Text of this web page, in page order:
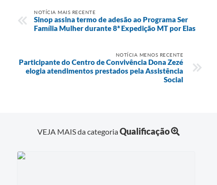
NOTÍCIA MAIS RECENTE
Sinop assina termo de adesão ao Programa Ser
Família Mulher durante 8ª Expedição MT por Elas
NOTÍCIA MENOS RECENTE
Participante do Centro de Convivência Dona Zezé
elogia atendimentos prestados pela Assistência
Social
VEJA MAIS da categoriaQualificação